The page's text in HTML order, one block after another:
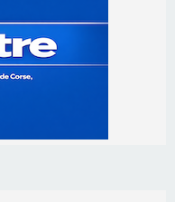
Gaspari retire
13 septembre